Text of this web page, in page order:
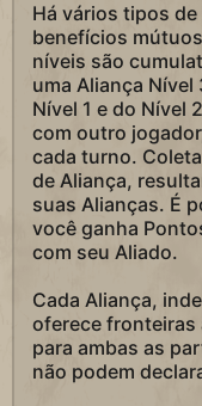
Há vários tipos
benefícios
níveis são
uma Aliança
Nível 1 e do Nível
com outro
cada turno.
de Aliança,
suas Alianças. É
você ganha
com seu Aliado.
Cada Aliança,
oferece fronteiras
para ambas as
não podem